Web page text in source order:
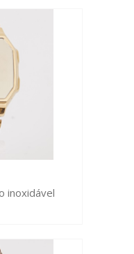
inoxidável